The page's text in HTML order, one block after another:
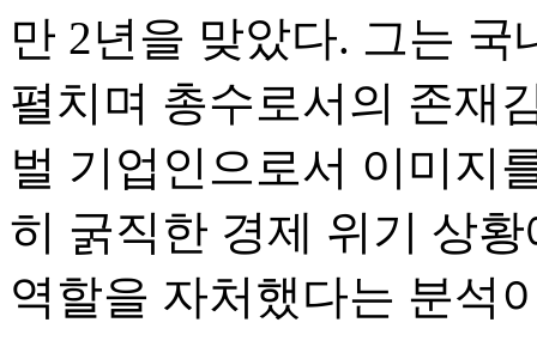
만 2년을 맞았다. 그는
펼치며 총수로서의 존재
벌 기업인으로서 이미지
히 굵직한 경제 위기 상
역할을 자처했다는 분석